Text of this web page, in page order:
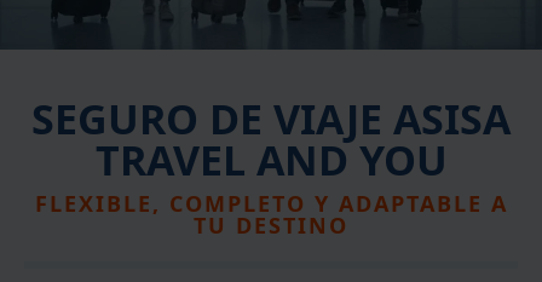
SEGURO DE VIAJE ASISA
TRAVEL AND YOU
FLEXIBLE, COMPLETO Y ADAPTABLE A
TU DESTINO